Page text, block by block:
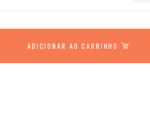
ADICIONAR AO CARRINHO